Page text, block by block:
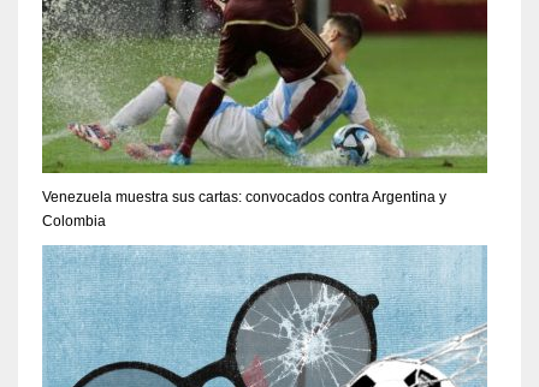
Venezuela muestra sus cartas: convocados contra Argentina y
Colombia